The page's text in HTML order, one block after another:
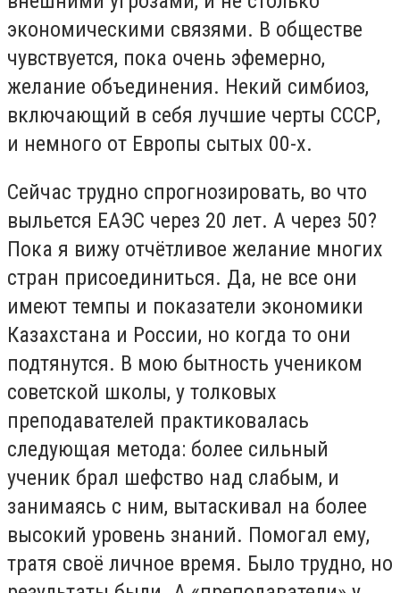
экономическими связями. В обществе
чувствуется, пока очень эфемерно,
желание объединения. Некий симбиоз,
включающий в себя лучшие черты СССР,
и немного от Европы сытых 00-х.
Сейчас трудно спрогнозировать, во что
выльется ЕАЭС через 20 лет. А через 50?
Пока я вижу отчётливое желание многих
стран присоединиться. Да, не все они
имеют темпы и показатели экономики
Казахстана и России, но когда то они
подтянутся. В мою бытность учеником
советской школы, у толковых
преподавателей практиковалась
следующая метода: более сильный
ученик брал шефство над слабым, и
занимаясь с ним, вытаскивал на более
высокий уровень знаний. Помогал ему,
тратя своё личное время. Было трудно, но